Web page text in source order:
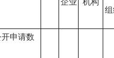
企业
机构
申请数